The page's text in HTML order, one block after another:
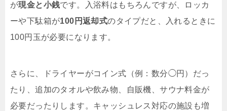
が現金と小銭です。入浴料はもちろんですが、ロッカ
ーや下駄箱が100円返却式のタイプだと、入れるときに
100円玉が必要になります。
さらに、ドライヤーがコイン式（例：数分◯円）だっ
たり、追加のタオルや飲み物、自販機、サウナ料金が
必要だったりします。キャッシュレス対応の施設も増